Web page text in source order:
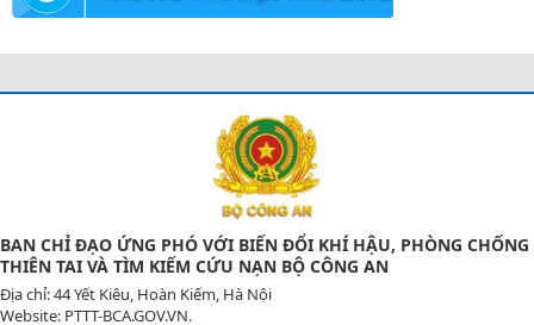
BAN CHỈ ĐẠO ỨNG PHÓ VỚI BIẾN ĐỔI KHÍ HẬU, PHÒNG CHỐNG
THIÊN TAI VÀ TÌM KIẾM CỨU NẠN BỘ CÔNG AN
Địa chỉ: 44 Yết Kiêu, Hoàn Kiếm, Hà Nội
Website: PTTT-BCA.GOV.VN.